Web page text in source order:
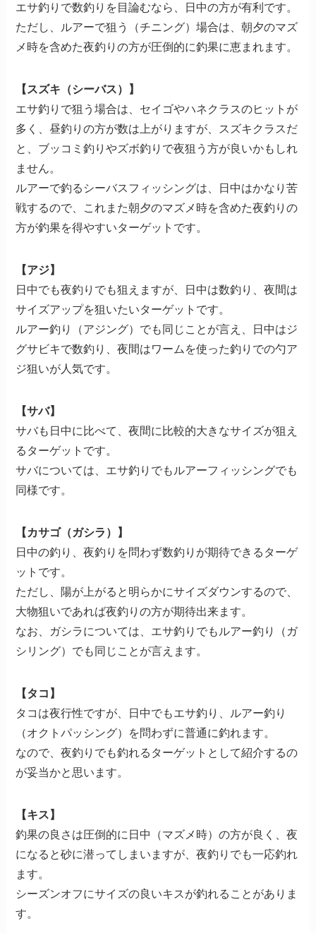
エサ釣りで数釣りを目論むなら、日中の方が有利です。
ただし、ルアーで狙う（チニング）場合は、朝夕のマズ
メ時を含めた夜釣りの方が圧倒的に釣果に恵まれます。
【スズキ（シーバス）】
エサ釣りで狙う場合は、セイゴやハネクラスのヒットが
多く、昼釣りの方が数は上がりますが、スズキクラスだ
と、ブッコミ釣りやズボ釣りで夜狙う方が良いかもしれ
ません。
ルアーで釣るシーバスフィッシングは、日中はかなり苦
戦するので、これまた朝夕のマズメ時を含めた夜釣りの
方が釣果を得やすいターゲットです。
【アジ】
日中でも夜釣りでも狙えますが、日中は数釣り、夜間は
サイズアップを狙いたいターゲットです。
ルアー釣り（アジング）でも同じことが言え、日中はジ
グサビキで数釣り、夜間はワームを使った釣りでの勺ア
ジ狙いが人気です。
【サバ】
サバも日中に比べて、夜間に比較的大きなサイズが狙え
るターゲットです。
サバについては、エサ釣りでもルアーフィッシングでも
同様です。
【カサゴ（ガシラ）】
日中の釣り、夜釣りを問わず数釣りが期待できるターゲ
ットです。
ただし、陽が上がると明らかにサイズダウンするので、
大物狙いであれば夜釣りの方が期待出来ます。
なお、ガシラについては、エサ釣りでもルアー釣り（ガ
シリング）でも同じことが言えます。
【タコ】
タコは夜行性ですが、日中でもエサ釣り、ルアー釣り
（オクトパッシング）を問わずに普通に釣れます。
なので、夜釣りでも釣れるターゲットとして紹介するの
が妥当かと思います。
【キス】
釣果の良さは圧倒的に日中（マズメ時）の方が良く、夜
になると砂に潜ってしまいますが、夜釣りでも一応釣れ
ます。
シーズンオフにサイズの良いキスが釣れることがありま
す。